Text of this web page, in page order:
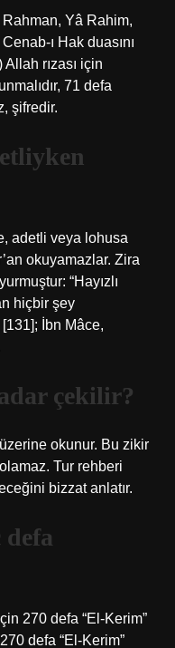
Yâ Rahim,
ı Hak duasını
rızası için
71 defa
şifredir.
adetli veya lohusa
okuyamazlar. Zira
“Hayızlı
hiçbir şey
İbn Mâce,
çekilir?
okunur. Bu zikir
Tur rehberi
bizzat anlatır.
270 defa “El-Kerim”
defa “El-Kerim”